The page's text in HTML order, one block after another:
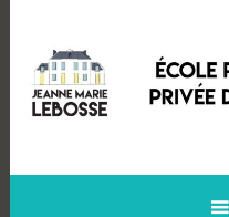
contenu
principal